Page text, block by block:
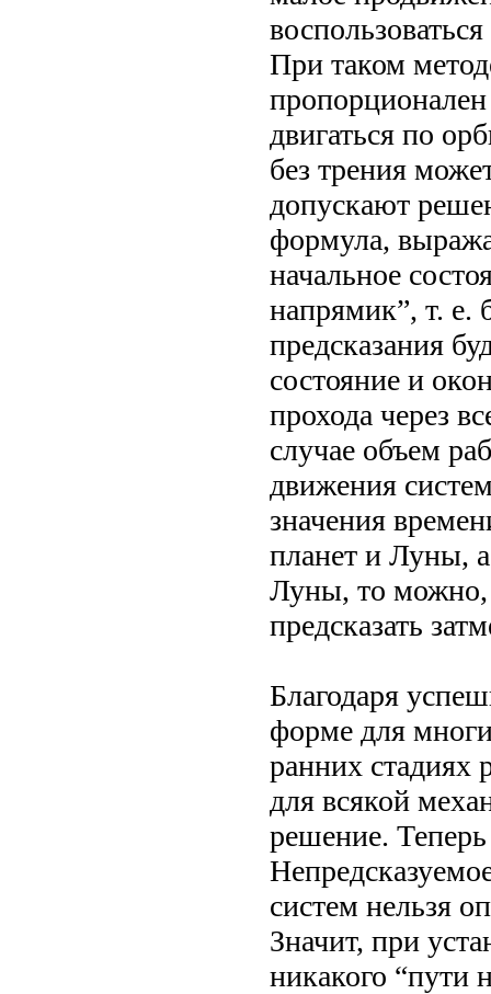
При таком
двигаться по
без трения
допускают
формула,
начальное
напрямик”, т. е.
предсказания
состояние и
прохода через
случае объем
движения
значения
планет и Луны,
Луны, то можно,
предсказать
Благодаря
форме для
ранних стадиях
для всякой
решение. Теперь
систем нельзя
Значит, при
никакого “пути